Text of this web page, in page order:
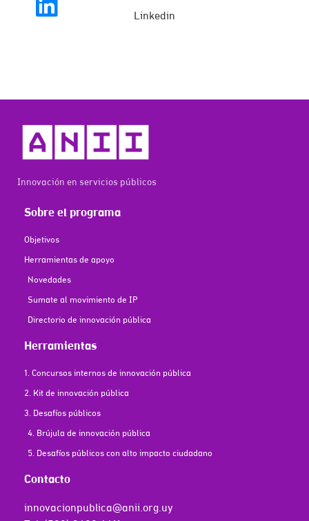
Linkedin
Innovación en servicios públicos
Sobre el programa
Objetivos
Herramientas de apoyo
Novedades
Sumate al movimiento de IP
Directorio de innovación pública
Herramientas
1. Concursos internos de innovación pública
2. Kit de innovación pública
3. Desafíos públicos
4. Brújula de innovación pública
5. Desafíos públicos con alto impacto ciudadano
Contacto
innovacionpublica@anii.org.uy